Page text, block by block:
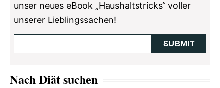
unser neues eBook „Haushaltstricks“ voller
unserer Lieblingssachen!
Nach Diät suchen